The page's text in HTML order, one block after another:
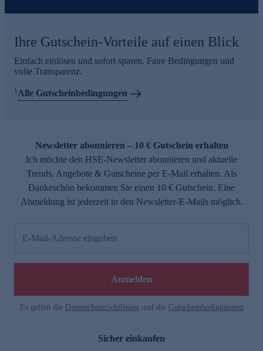
Ihre Gutschein-Vorteile auf einen Blick
Einfach einlösen und sofort sparen. Faire Bedingungen und
volle Transparenz.
1Alle Gutscheinbedingungen
Newsletter abonnieren – 10 € Gutschein erhalten
Ich möchte den HSE-Newsletter abonnieren und aktuelle
Trends, Angebote & Gutscheine per E-Mail erhalten. Als
Dankeschön bekommen Sie einen 10 € Gutschein. Eine
Abmeldung ist jederzeit in den Newsletter-E-Mails möglich.
E-Mail-Adresse eingeben
Anmelden
Es gelten die Datenschutzrichtlinien und die Gutscheinbedingungen
Sicher einkaufen